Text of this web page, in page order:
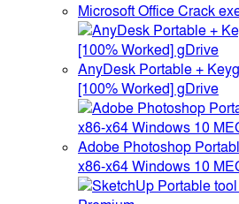
Microsoft Office Crack
AnyDesk Portable +
[100% Worked] gDrive
Adobe Photoshop
x86-x64 Windows 10